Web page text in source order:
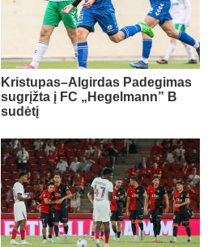
Kristupas–Algirdas Padegimas
sugrįžta į FC „Hegelmann” B
sudėtį